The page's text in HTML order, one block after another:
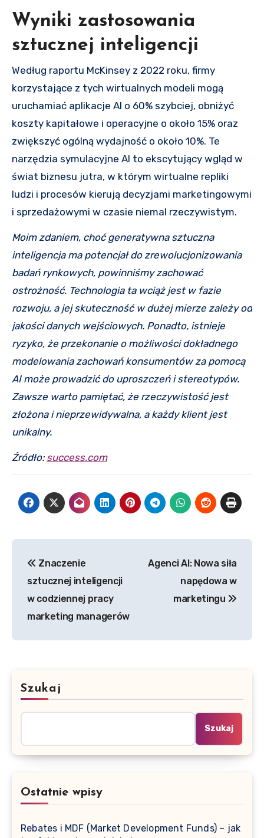
Wyniki zastosowania
sztucznej inteligencji
Według raportu McKinsey z 2022 roku, firmy
korzystające z tych wirtualnych modeli mogą
uruchamiać aplikacje AI o 60% szybciej, obniżyć
koszty kapitałowe i operacyjne o około 15% oraz
zwiększyć ogólną wydajność o około 10%. Te
narzędzia symulacyjne AI to ekscytujący wgląd w
świat biznesu jutra, w którym wirtualne repliki
ludzi i procesów kierują decyzjami marketingowymi
i sprzedażowymi w czasie niemal rzeczywistym.
Moim zdaniem, choć generatywna sztuczna
inteligencja ma potencjał do zrewolucjonizowania
badań rynkowych, powinniśmy zachować
ostrożność. Technologia ta wciąż jest w fazie
rozwoju, a jej skuteczność w dużej mierze zależy od
jakości danych wejściowych. Ponadto, istnieje
ryzyko, że przekonanie o możliwości dokładnego
modelowania zachowań konsumentów za pomocą
AI może prowadzić do uproszczeń i stereotypów.
Zawsze warto pamiętać, że rzeczywistość jest
złożona i nieprzewidywalna, a każdy klient jest
unikalny.
Źródło: success.com
wpisu
Znaczenie
sztucznej inteligencji
w codziennej pracy
marketing managerów
Agenci AI: Nowa siła
napędowa w
marketingu
Szukaj
Szukaj
Ostatnie wpisy
Rebates i MDF (Market Development Funds) – jak